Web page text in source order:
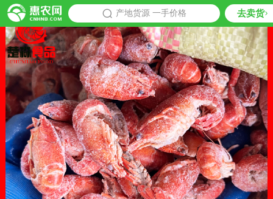
产地货源 一手价格 去卖货
推荐